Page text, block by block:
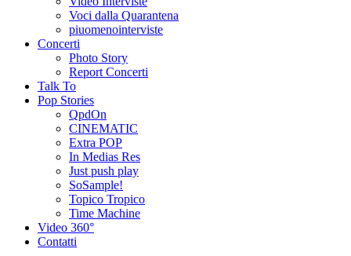
Voci dalla Quarantena
piuomenointerviste
Concerti
Photo Story
Report Concerti
Talk To
Pop Stories
QpdOn
CINEMATIC
Extra POP
In Medias Res
Just push play
SoSample!
Topico Tropico
Time Machine
Video 360°
Contatti